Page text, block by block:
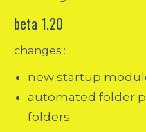
beta 1.20
changes :
new startup
automated folder
folders